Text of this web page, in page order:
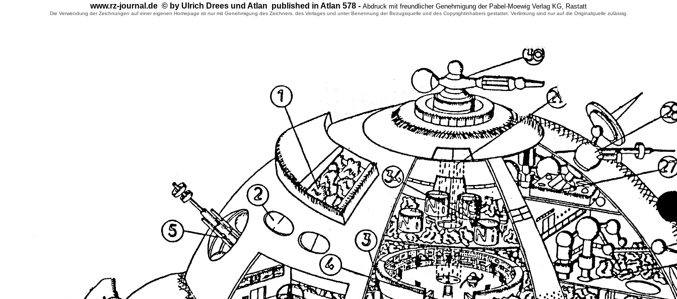
www.rz-journal.de © by Ulrich Drees und Atlan published in Atlan 578 - Abdruck mit freundlicher Genehmigung der Pabel-Moewig Verlag KG, Rastatt
Die Verwendung der Zeichnungen auf einer eigenen Homepage ist nur mit Genehmigung des Zeichners, des Verlages und unter Benennung der Bezugsquelle und des Copyrightinhabers gestattet. Verlinkung sind nur auf die Originalquelle zulässig.